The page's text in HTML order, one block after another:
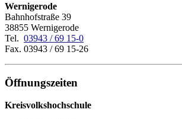
Wernigerode
Bahnhofstraße 39
38855 Wernigerode
Tel. 03943 / 69 15-0
Fax. 03943 / 69 15-26
Öffnungszeiten
Kreisvolkshochschule